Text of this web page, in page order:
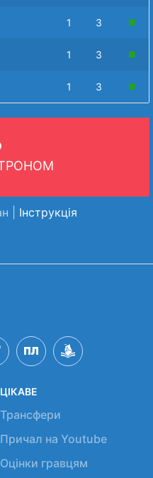
1 3
1 3
1 3
| Інструкція
ЦІКАВЕ
Трансфери
Причал на Youtube
Оцінки гравцям